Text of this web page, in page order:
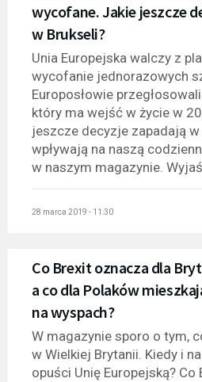
wycofane. Jakie jeszcze
w Brukseli?
Unia Europejska walczy z
wycofanie jednorazowych
Europosłowie
który ma wejść w życie w
jeszcze decyzje zapadają w
wpływają na naszą
w naszym magazynie.
28 marca 2019 - 11:30
Co Brexit oznacza dla
a co dla Polaków
na wyspach?
W magazynie sporo o tym,
w Wielkiej Brytanii. Kiedy i
opuści Unię Europejską?